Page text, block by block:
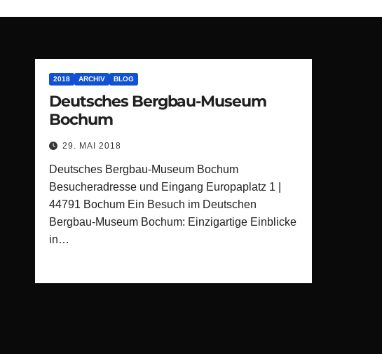
2018 ARCHIV BLOG
Deutsches Bergbau-Museum
Bochum
29. MAI 2018
Deutsches Bergbau-Museum Bochum
Besucheradresse und Eingang Europaplatz 1 |
44791 Bochum Ein Besuch im Deutschen
Bergbau-Museum Bochum: Einzigartige Einblicke
in…